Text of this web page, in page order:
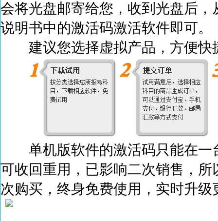
会将光盘邮寄给您，收到光盘后
说明书中的激活码激活软件即可。
建议您选择虚拟产品，方便快
单机版软件的激活码只能在一
可收回重用，已影响二次销售，
次购买，终身免费使用，实时升